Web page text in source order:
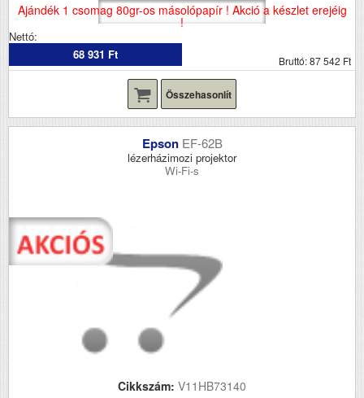
Ajándék 1 csomag 80gr-os másolópapír ! Akció a készlet erejéig
!
Nettó:
68 931 Ft
Bruttó: 87 542 Ft
Összehasonlít
Epson EF-62B
lézerházimozi projektor
Wi-Fi-s
Cikkszám: V11HB73140